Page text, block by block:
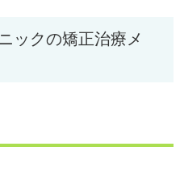
ックの矯正治療メ